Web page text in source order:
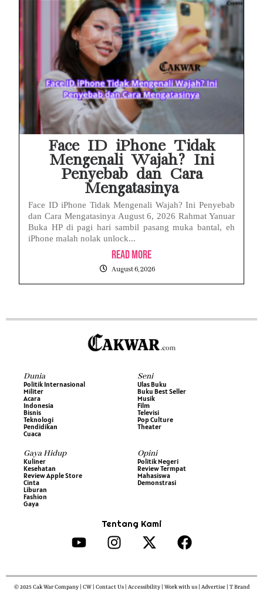
Face ID iPhone Tidak
Mengenali Wajah? Ini
Penyebab dan Cara
Mengatasinya
Face ID iPhone Tidak Mengenali Wajah? Ini Penyebab
dan Cara Mengatasinya August 6, 2026 Rahmat Yanuar
Buka HP di pagi hari sambil pasang muka bantal, eh
iPhone malah nolak unlock...
Read More
August 6, 2026
Dunia
Politik Internasional
Militer
Acara
Indonesia
Bisnis
Teknologi
Pendidikan
Cuaca
Seni
Ulas Buku
Buku Best Seller
Musik
Film
Televisi
Pop Culture
Theater
Gaya Hidup
Kuliner
Kesehatan
Review Apple Store
Cinta
Liburan
Fashion
Gaya
Opini
Politik Negeri
Review Termpat
Mahasiswa
Demonstrasi
Tentang Kami
© 2025 Cak War Company | CW | Contact Us | Accessibility | Work with us | Advertise | T Brand